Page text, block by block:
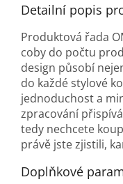
Detailní popis
Produktová řada
coby do počtu
design působí
do každé stylové
jednoduchost a
zpracování
tedy nechcete
právě jste zjistili,
Doplňkové